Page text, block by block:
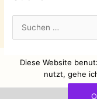
u
Diese Website
nutzt, gehe